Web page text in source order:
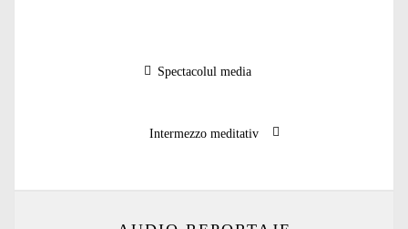
Articolul
Spectacolul media
Articolul
Intermezzo meditativ